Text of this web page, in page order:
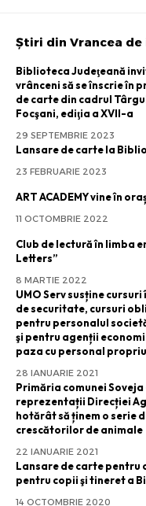
Știri din Vrancea
Biblioteca Judeţeană
vrânceni să se înscrie în
de carte din cadrul
Focşani, ediţia a XVII-a
29 SEPTEMBRIE 2023
Lansare de carte la
23 FEBRUARIE 2023
ART ACADEMY vine în
11 OCTOMBRIE 2022
Club de lectură în limba
Letters”
8 MARTIE 2022
UMO Serv susține
de securitate, cursuri
pentru personalul
şi pentru agenții
paza cu personal propriu
28 IANUARIE 2021
Primăria comunei Soveja
reprezentații Direcției
hotărât să ținem o serie
crescătorilor de animale
22 IANUARIE 2021
Lansare de carte pentru
pentru copii şi tineret a
14 OCTOMBRIE 2020